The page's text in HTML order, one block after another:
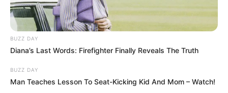
5 CLAIR DE LUNE
6 RUE DE L’AUDE
7 APALAIN
8 HELLES
10 MR LE PHILOSOPHE
11 SWEEP AWAY
BUZZ DAY
Diana’s Last Words: Firefighter Finally Reveals The Truth
BUZZ DAY
Man Teaches Lesson To Seat-Kicking Kid And Mom – Watch!